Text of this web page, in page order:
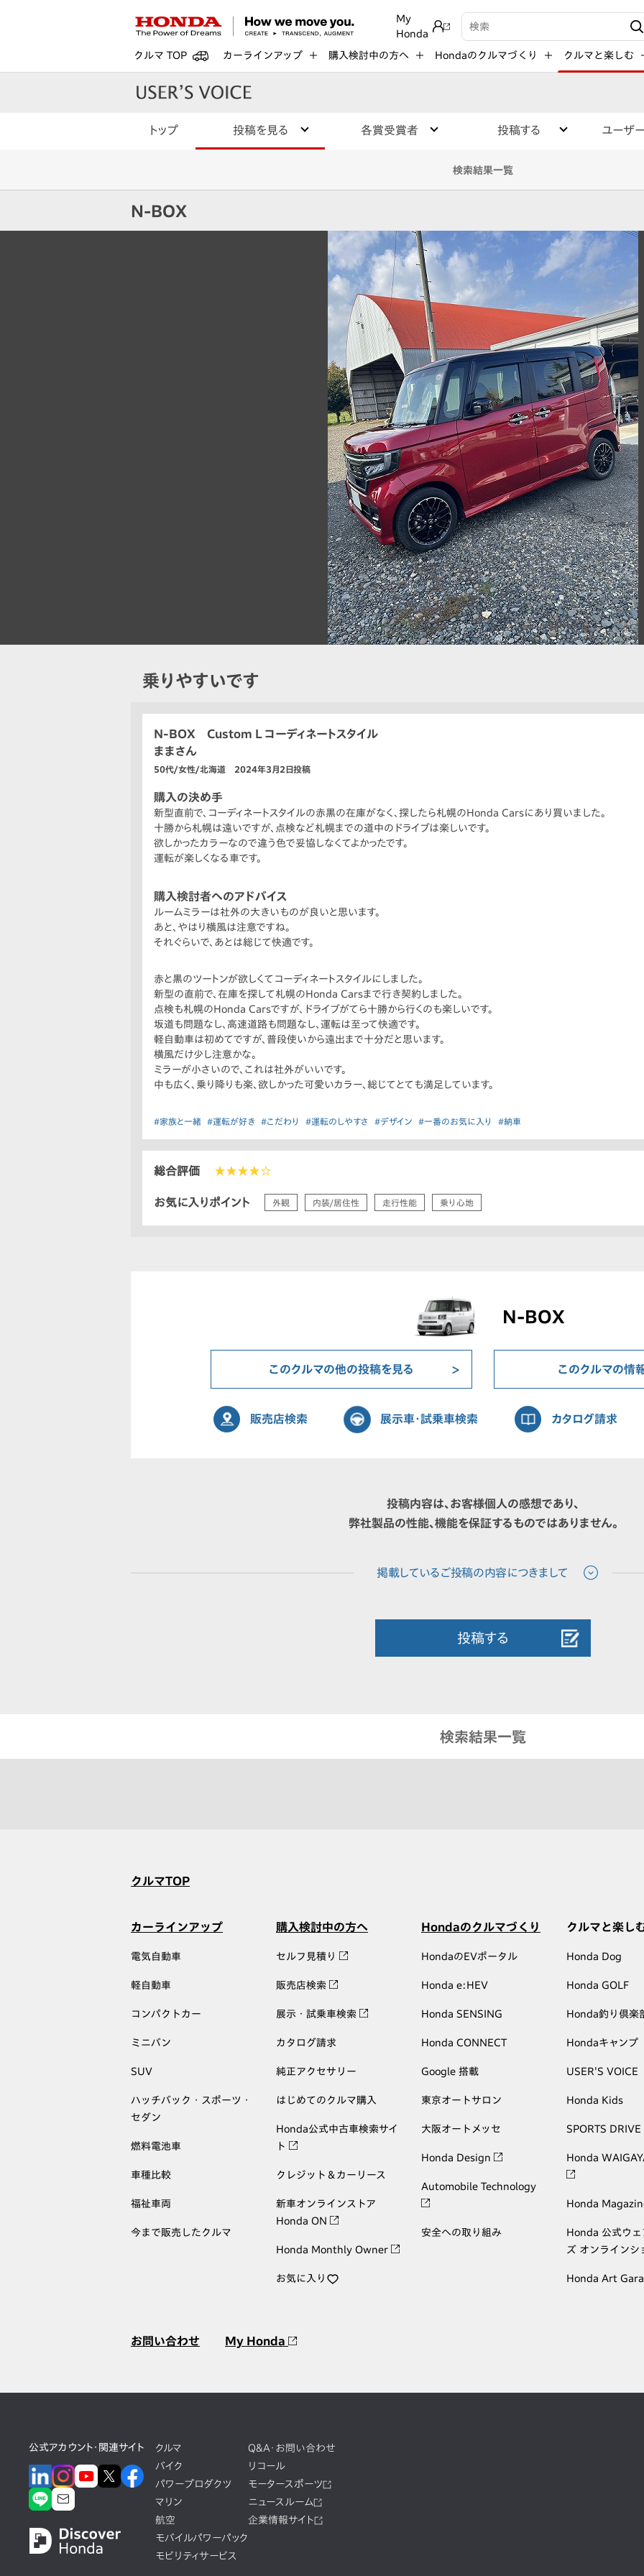
My
Honda
検索キーワード入力
クルマ TOP カーラインアップ 購入検討中の方へ Hondaのクルマづくり クルマと楽しむ
トップ 投稿を見る 各賞受賞者 投稿する ユーザ
検索結果一覧
N-BOX
乗りやすいです
N-BOX Custom L コーディネートスタイル
ままさん
50代/女性/北海道 2024年3月2日投稿
購入の決め手
新型直前で、コーディネートスタイルの赤黒の在庫がなく、探したら札幌のHonda Carsにあり買いました。
十勝から札幌は遠いですが、点検など札幌までの道中のドライブは楽しいです。
欲しかったカラーなので違う色で妥協しなくてよかったです。
運転が楽しくなる車です。
購入検討者へのアドバイス
ルームミラーは社外の大きいものが良いと思います。
あと、やはり横風は注意ですね。
それぐらいで、あとは総じて快適です。
赤と黒のツートンが欲しくてコーディネートスタイルにしました。
新型の直前で、在庫を探して札幌のHonda Carsまで行き契約しました。
点検も札幌のHonda Carsですが、ドライブがてら十勝から行くのも楽しいです。
坂道も問題なし、高速道路も問題なし、運転は至って快適です。
軽自動車は初めてですが、普段使いから遠出まで十分だと思います。
横風だけ少し注意かな。
ミラーが小さいので、これは社外がいいです。
中も広く、乗り降りも楽、欲しかった可愛いカラー、総じてとても満足しています。
#家族と一緒 #運転が好き #こだわり #運転のしやすさ #デザイン #一番のお気に入り #納車
総合評価 ★★★★☆
お気に入りポイント 外観 内装/居住性 走行性能 乗り心地
N-BOX
このクルマの他の投稿を見る このクルマの情
販売店検索 展示車・試乗車検索 カタログ請求
投稿内容は、お客様個人の感想であり、
弊社製品の性能、機能を保証するものではありません。
投稿する
検索結果一覧
クルマTOP
カーラインアップ
電気自動車
軽自動車
コンパクトカー
ミニバン
SUV
ハッチバック・スポーツ・
セダン
燃料電池車
車種比較
福祉車両
今まで販売したクルマ
購入検討中の方へ
セルフ見積り
販売店検索
展示・試乗車検索
カタログ請求
純正アクセサリー
はじめてのクルマ購入
Honda公式中古車検索サイ
ト
クレジット＆カーリース
新車オンラインストア
Honda ON
Honda Monthly Owner
お気に入り
Hondaのクルマづくり
HondaのEVポータル
Honda e:HEV
Honda SENSING
Honda CONNECT
Google 搭載
東京オートサロン
大阪オートメッセ
Honda Design
Automobile Technology
安全への取り組み
クルマと楽し
Honda Dog
Honda GOLF
Honda釣り倶楽
Hondaキャンプ
USER'S VOICE
Honda Kids
SPORTS DRIVE
Honda
Honda
Honda 公式ウェ
ズ オンラインシ
Honda Art
お問い合わせ My Honda
公式アカウント・関連サイト
クルマ
バイク
パワープロダクツ
マリン
航空
モバイルパワーパック
モビリティサービス
Q&A・お問い合わせ
リコール
モータースポーツ
ニュースルーム
企業情報サイト